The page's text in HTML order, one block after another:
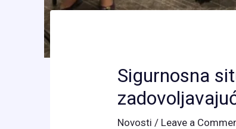
Sigurnosna
Novosti / Leave a